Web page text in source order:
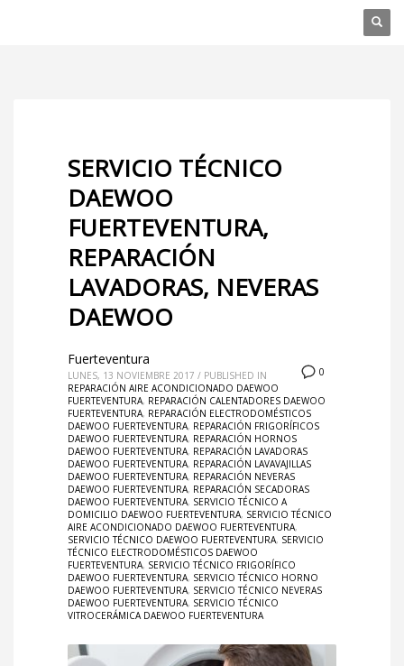
SERVICIO TÉCNICO
DAEWOO
FUERTEVENTURA,
REPARACIÓN
LAVADORAS, NEVERAS
DAEWOO
0
Fuerteventura
LUNES, 13 NOVIEMBRE 2017 / PUBLISHED IN
REPARACIÓN AIRE ACONDICIONADO DAEWOO
FUERTEVENTURA, REPARACIÓN CALENTADORES DAEWOO
FUERTEVENTURA, REPARACIÓN ELECTRODOMÉSTICOS
DAEWOO FUERTEVENTURA, REPARACIÓN FRIGORÍFICOS
DAEWOO FUERTEVENTURA, REPARACIÓN HORNOS
DAEWOO FUERTEVENTURA, REPARACIÓN LAVADORAS
DAEWOO FUERTEVENTURA, REPARACIÓN LAVAVAJILLAS
DAEWOO FUERTEVENTURA, REPARACIÓN NEVERAS
DAEWOO FUERTEVENTURA, REPARACIÓN SECADORAS
DAEWOO FUERTEVENTURA, SERVICIO TÉCNICO A
DOMICILIO DAEWOO FUERTEVENTURA, SERVICIO TÉCNICO
AIRE ACONDICIONADO DAEWOO FUERTEVENTURA,
SERVICIO TÉCNICO DAEWOO FUERTEVENTURA, SERVICIO
TÉCNICO ELECTRODOMÉSTICOS DAEWOO
FUERTEVENTURA, SERVICIO TÉCNICO FRIGORÍFICO
DAEWOO FUERTEVENTURA, SERVICIO TÉCNICO HORNO
DAEWOO FUERTEVENTURA, SERVICIO TÉCNICO NEVERAS
DAEWOO FUERTEVENTURA, SERVICIO TÉCNICO
VITROCERÁMICA DAEWOO FUERTEVENTURA